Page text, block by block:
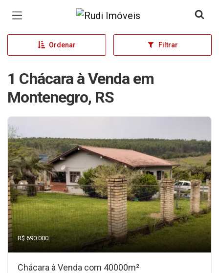
Página inicial
Ordenar Filtrar
1 Chácara à Venda em
Montenegro, RS
R$ 690.000
Chácara à Venda com 40000m²